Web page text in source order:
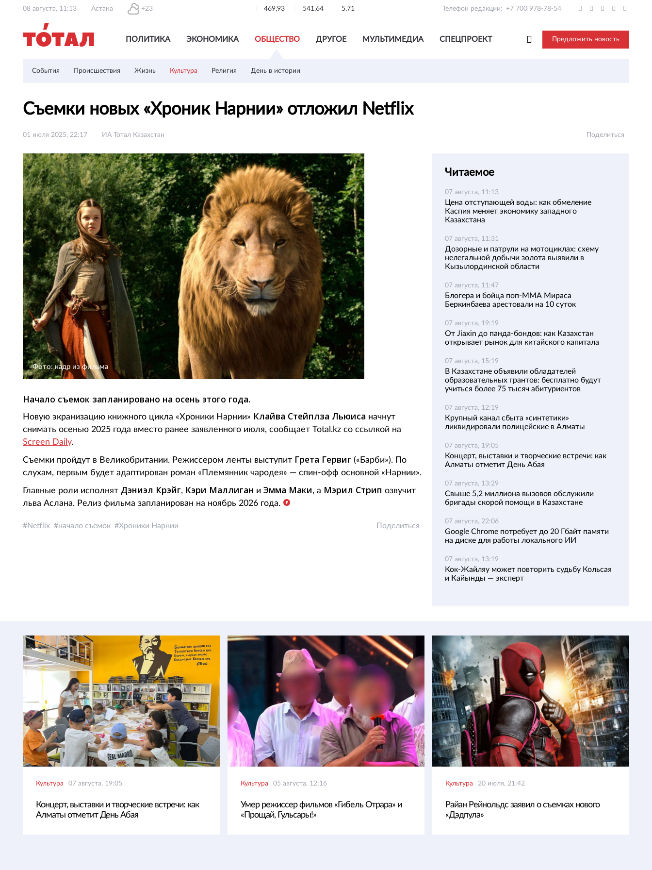
08 августа, 11:13 Астана +23 469,93 541,64 5,71 Телефон редакции: +7 700 978-78-54
ПОЛИТИКА ЭКОНОМИКА ОБЩЕСТВО ДРУГОЕ МУЛЬТИМЕДИА СПЕЦПРОЕКТ Предложить новость
События Происшествия Жизнь Культура Религия День в истории
Съемки новых «Хроник Нарнии» отложил Netflix
01 июля 2025, 22:17 ИА Тотал Казахстан Поделиться
Фото: кадр из фильма
Начало съемок запланировано на осень этого года.
Новую экранизацию книжного цикла «Хроники Нарнии» Клайва Стейплза Льюиса начнут
снимать осенью 2025 года вместо ранее заявленного июля, сообщает Total.kz со ссылкой на
Screen Daily.
Съемки пройдут в Великобритании. Режиссером ленты выступит Грета Гервиг («Барби»). По
слухам, первым будет адаптирован роман «Племянник чародея» — спин-офф основной «Нарнии».
Главные роли исполнят Дэниэл Крэйг, Кэри Маллиган и Эмма Маки, а Мэрил Стрип озвучит
льва Аслана. Релиз фильма запланирован на ноябрь 2026 года.
Netflix начало съемок Хроники Нарнии Поделиться
Читаемое
07 августа, 11:13
Цена отступающей воды: как обмеление
Каспия меняет экономику западного
Казахстана
07 августа, 11:31
Дозорные и патрули на мотоциклах: схему
нелегальной добычи золота выявили в
Кызылординской области
07 августа, 11:47
Блогера и бойца поп-ММА Мираса
Беркинбаева арестовали на 10 суток
07 августа, 19:19
От Jiaxin до панда-бондов: как Казахстан
открывает рынок для китайского капитала
07 августа, 15:19
В Казахстане объявили обладателей
образовательных грантов: бесплатно будут
учиться более 75 тысяч абитуриентов
07 августа, 12:19
Крупный канал сбыта «синтетики»
ликвидировали полицейские в Алматы
07 августа, 19:05
Концерт, выставки и творческие встречи: как
Алматы отметит День Абая
07 августа, 13:29
Свыше 5,2 миллиона вызовов обслужили
бригады скорой помощи в Казахстане
07 августа, 22:06
Google Chrome потребует до 20 Гбайт памяти
на диске для работы локального ИИ
07 августа, 13:19
Кок-Жайляу может повторить судьбу Кольсая
и Кайынды — эксперт
Культура 07 августа, 19:05
Концерт, выставки и творческие встречи: как
Алматы отметит День Абая
Культура 05 августа, 12:16
Умер режиссер фильмов «Гибель Отрара» и
«Прощай, Гульсары!»
Культура 20 июля, 21:42
Райан Рейнольдс заявил о съемках нового
«Дэдпула»